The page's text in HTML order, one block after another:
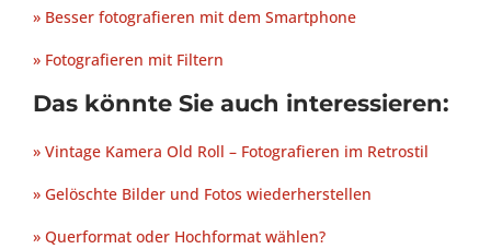
» Besser fotografieren mit dem Smartphone
» Fotografieren mit Filtern
Das könnte Sie auch interessieren:
» Vintage Kamera Old Roll – Fotografieren im Retrostil
» Gelöschte Bilder und Fotos wiederherstellen
» Querformat oder Hochformat wählen?